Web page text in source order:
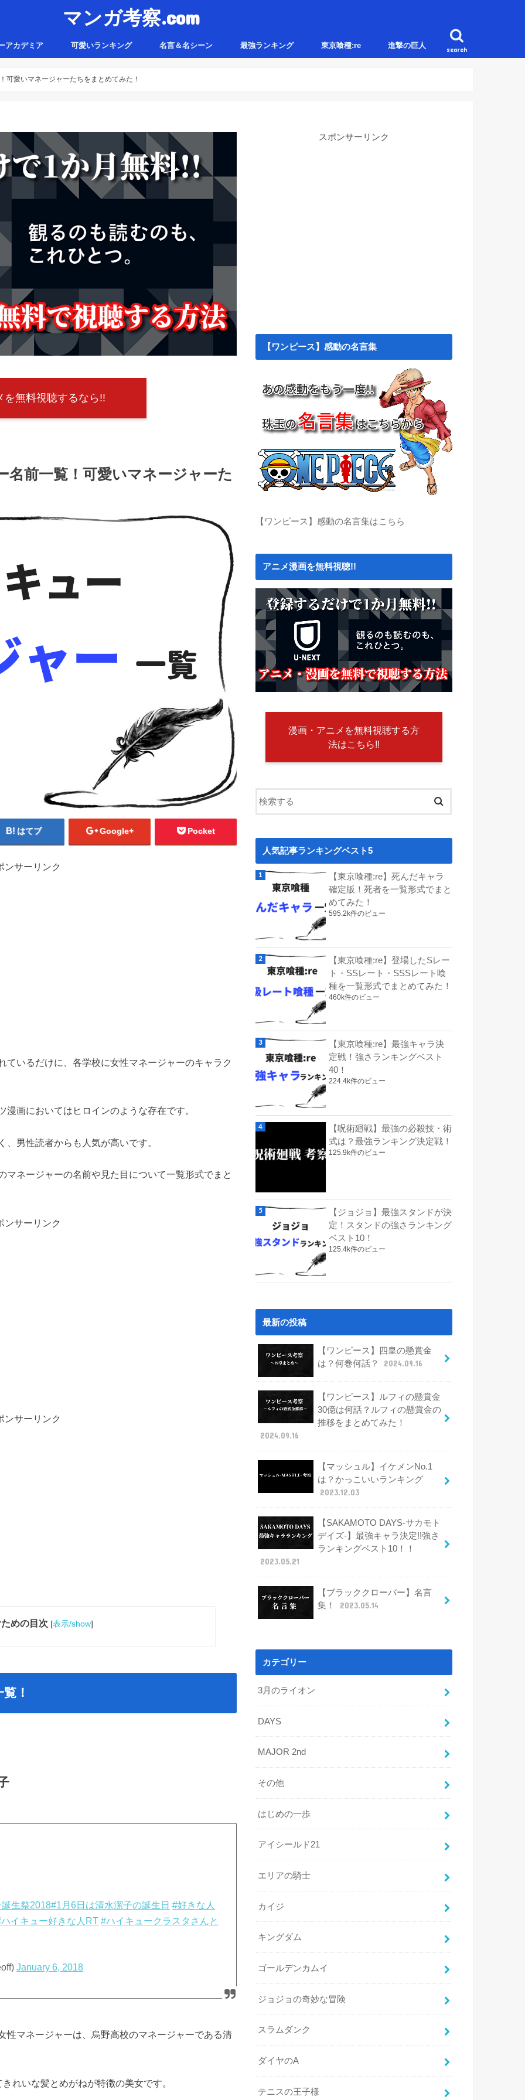
マンガ考察.com
search
アカデミア 可愛いランキング 名言＆名シーン 最強ランキング 東京喰種:re 進撃の巨人
可愛いマネージャーたちをまとめてみた！
を無料視聴するなら!!
名前一覧！可愛いマネージャーた
はてブ Google+ Pocket
ンサーリンク
いるだけに、各学校に女性マネージャーのキャラク
画においてはヒロインのような存在です。
男性読者からも人気が高いです。
ネージャーの名前や見た目について一覧形式でまと
ンサーリンク
ンサーリンク
めの目次 [表示/show]
！
生祭2018#1月6日は清水潔子の誕生日 #好きな人
イキュー好きな人RT #ハイキュークラスタさんと
January 6, 2018
性マネージャーは、烏野高校のマネージャーである清
れいな髪とめがねが特徴の美女です。
スポンサーリンク
【ワンピース】感動の名言集
【ワンピース】感動の名言集はこちら
アニメ漫画を無料視聴!!
漫画・アニメを無料視聴する方
法はこちら!!
人気記事ランキングベスト5
【東京喰種:re】死んだキャラ
確定版！死者を一覧形式でまと
めてみた！
595.2k件のビュー
【東京喰種:re】登場したSレー
ト・SSレート・SSSレート喰
種を一覧形式でまとめてみた！
460k件のビュー
【東京喰種:re】最強キャラ決
定戦！強さランキングベスト
40！
224.4k件のビュー
【呪術廻戦】最強の必殺技・術
式は？最強ランキング決定戦！
125.9k件のビュー
【ジョジョ】最強スタンドが決
定！スタンドの強さランキング
ベスト10！
125.4k件のビュー
最新の投稿
【ワンピース】四皇の懸賞金
は？何巻何話？
2024.09.16
【ワンピース】ルフィの懸賞金
30億は何話？ルフィの懸賞金の
推移をまとめてみた！
2024.09.16
【マッシュル】イケメンNo.1
は？かっこいいランキング
2023.12.03
【SAKAMOTO DAYS-サカモト
デイズ-】最強キャラ決定!!強さ
ランキングベスト10！！
2023.05.21
【ブラッククローバー】名言
集！
2023.05.14
カテゴリー
3月のライオン
DAYS
MAJOR 2nd
その他
はじめの一歩
アイシールド21
エリアの騎士
カイジ
キングダム
ゴールデンカムイ
ジョジョの奇妙な冒険
スラムダンク
ダイヤのA
テニスの王子様